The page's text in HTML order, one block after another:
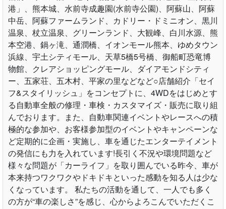
港」、熊本城、水前寺成趣園(水前寺公園)、阿蘇山、阿蘇
中岳、阿蘇ファームランド、カドリー・ドミニオン、黒川
温泉、杖立温泉、グリーンランド、大観峰、白川水源、熊
本空港、鍋ヶ滝、通潤橋、イオンモール熊本、ゆめタウン
浜線、宇土シティモール、天草5橋5号橋、御船町恐竜博
物館、クレアショッピングモール、ダイアモンドシティ
ー、五家荘、五木村、平家の里などなど○店舗紹介「セイ
フ&スタイリッシュ」をコンセプトに、4WDをはじめとす
る自動車全般の修理・車検・カスタマイズ・販売に取り組
んでおります。また、自動車関連イベントやレースへの積
極的な参加や、お客様参加型のイベントやキャンペーンな
ど定期的に企画・実施し、車を通じたエンターテイメント
の発信にも力を入れています!長引く不況や環境問題など
様々な問題が「カーライフ」を取り囲んでいる昨今、車が
本来持つワクワクやドキドキといった感動を知る人は少な
くなっています。 私たちの活動を通して、一人でも多く
の方が“車の楽しさ”を感じ、心からよろこんでいただくこ